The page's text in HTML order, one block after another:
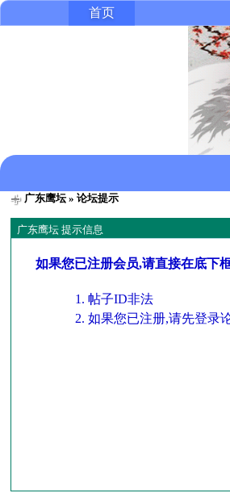
首页
广东鹰坛» 论坛提示
广东鹰坛 提示信息
如果您已注册会员,请直接在底下
帖子ID非法
如果您已注册,请先登录